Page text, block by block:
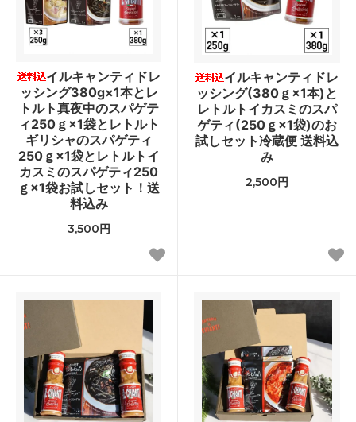
イルキャンティドレ
ッシング380g×1本とレ
トルト真夜中のスパゲテ
ィ250ｇ×1袋とレトルト
ギリシャのスパゲティ
250ｇ×1袋とレトルトイ
カスミのスパゲティ250
ｇ×1袋お試しセット！送
料込み
3,500円
イルキャンティドレ
ッシング(380ｇ×1本)と
レトルトイカスミのスパ
ゲティ(250ｇ×1袋)のお
試しセット冷蔵便 送料込
み
2,500円